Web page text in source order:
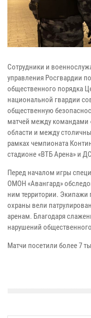
Сотрудники и
управления Росгвардии
общественного порядка
национальной гвардии
общественную
матчей между командами
области и между
рамках чемпионата
стадионе «ВТБ Арена» и
Перед началом игры
ОМОН «Авангард»
ним территории. Экипажи
охраны вели
аренам. Благодаря
нарушений
Матчи посетили более 7